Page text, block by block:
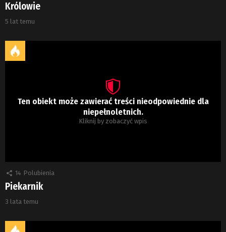
Królowie
5 lat temu
Ten obiekt może zawierać treści nieodpowiednie dla
niepełnoletnich.
Kliknij by zobaczyć wpis
14 Polubienia
Piekarnik
3 lata temu